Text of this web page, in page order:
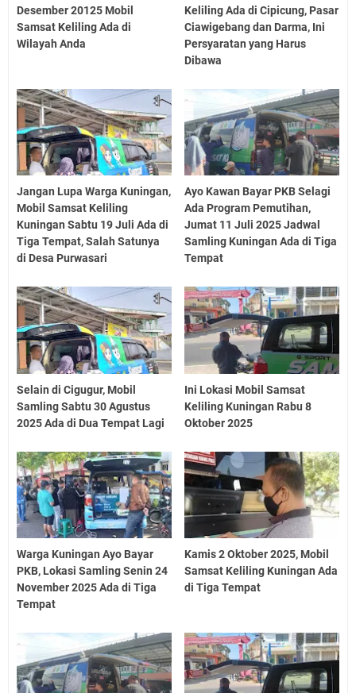
Desember 20125 Mobil
Samsat Keliling Ada di
Wilayah Anda
Keliling Ada di Cipicung, Pasar
Ciawigebang dan Darma, Ini
Persyaratan yang Harus
Dibawa
Jangan Lupa Warga Kuningan,
Mobil Samsat Keliling
Kuningan Sabtu 19 Juli Ada di
Tiga Tempat, Salah Satunya
di Desa Purwasari
Ayo Kawan Bayar PKB Selagi
Ada Program Pemutihan,
Jumat 11 Juli 2025 Jadwal
Samling Kuningan Ada di Tiga
Tempat
Selain di Cigugur, Mobil
Samling Sabtu 30 Agustus
2025 Ada di Dua Tempat Lagi
Ini Lokasi Mobil Samsat
Keliling Kuningan Rabu 8
Oktober 2025
Warga Kuningan Ayo Bayar
PKB, Lokasi Samling Senin 24
November 2025 Ada di Tiga
Tempat
Kamis 2 Oktober 2025, Mobil
Samsat Keliling Kuningan Ada
di Tiga Tempat